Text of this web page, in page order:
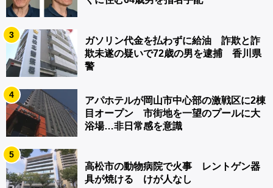
3
ガソリン代金を払わずに給油 詐欺と詐
欺未遂の疑いで72歳の男を逮捕 香川県
警
4
アパホテルが岡山市中心部の激戦区に2棟
目オープン 市街地を一望のプールに大
浴場…非日常感を意識
5
高松市の動物病院で火事 レントゲン器
具が焼ける けが人なし